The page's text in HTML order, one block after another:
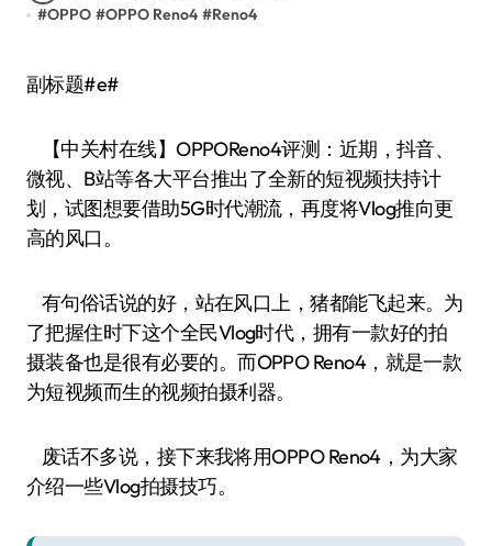
#OPPO #OPPO Reno4 #Reno4
副标题#e#
【中关村在线】OPPOReno4评测：近期，抖音、
微视、B站等各大平台推出了全新的短视频扶持计
划，试图想要借助5G时代潮流，再度将Vlog推向更
高的风口。
有句俗话说的好，站在风口上，猪都能飞起来。为
了把握住时下这个全民Vlog时代，拥有一款好的拍
摄装备也是很有必要的。而OPPO Reno4，就是一款
为短视频而生的视频拍摄利器。
废话不多说，接下来我将用OPPO Reno4，为大家
介绍一些Vlog拍摄技巧。